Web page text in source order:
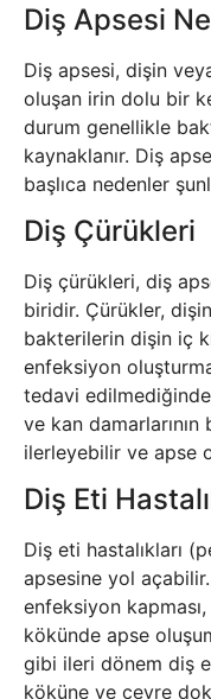
Diş Apsesi
Diş apsesi, dişin
oluşan irin dolu bir
durum genellikle
kaynaklanır. Diş
başlıca nedenler
Diş Çürükleri
Diş çürükleri, diş
biridir. Çürükler,
bakterilerin dişin iç
enfeksiyon
tedavi
ve kan
ilerleyebilir ve apse
Diş Eti
Diş eti hastalıkları
apsesine yol
enfeksiyon
kökünde apse
gibi ileri dönem diş
köküne ve çevre